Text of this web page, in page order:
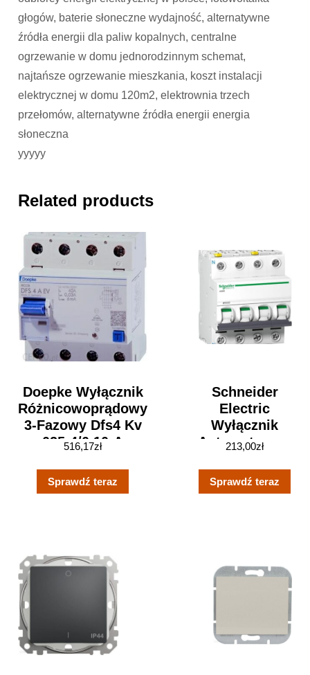
głogów, baterie słoneczne wydajność, alternatywne
źródła energii dla paliw kopalnych, centralne
ogrzewanie w domu jednorodzinnym schemat,
najtańsze ogrzewanie mieszkania, koszt instalacji
elektrycznej w domu 120m2, elektrownia trzech
przełomów, alternatywne źródła energii energia
słoneczna
yyyyy
Related products
Doepke Wyłącznik
Różnicowoprądowy
3-Fazowy Dfs4 Kv
025-4/0,10-A
516,17zł
Sprawdź teraz
Schneider
Electric
Wyłącznik
Automatyczny
(A9F03710)
213,00zł
Sprawdź teraz